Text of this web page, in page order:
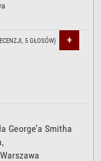
5 GŁOSÓW) +
George’a Smitha
,
Warszawa